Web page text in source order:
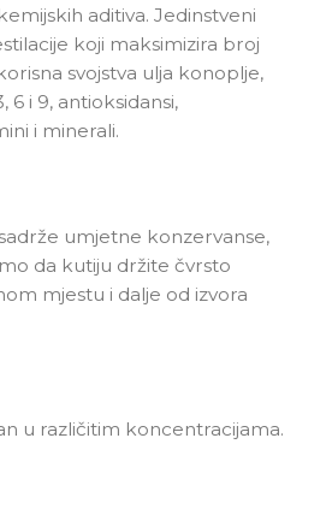
aditiva. Jedinstveni
koji maksimizira broj
svojstva ulja konoplje,
6 i 9, antioksidansi,
i minerali.
umjetne konzervanse,
da kutiju držite čvrsto
mjestu i dalje od izvora
u različitim koncentracijama.